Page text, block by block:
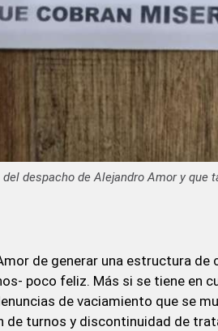
despacho de Alejandro Amor y que
de generar una estructura de
poco feliz. Más si se tiene en
de vaciamiento que se
de turnos y discontinuidad de